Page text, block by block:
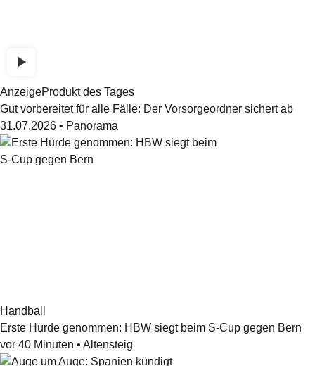
AnzeigeProdukt des Tages
Gut vorbereitet für alle Fälle: Der Vorsorgeordner sichert ab
31.07.2026 • Panorama
Handball
Erste Hürde genommen: HBW siegt beim S-Cup gegen Bern
vor 40 Minuten • Altensteig